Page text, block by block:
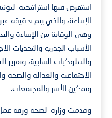
استعرض فيها استراتيجية
الإساءة، والذي يتم تحقيقه عبر
وهي الوقاية من الإساءة
الأسباب الجذرية والتحديات
والسلوكيات السلبية، وتعزيز
الاجتماعية والعدالة والصحة
وتمكين الأسر والمجتمعات.
وقدمت وزارة الصحة ورقة عمل